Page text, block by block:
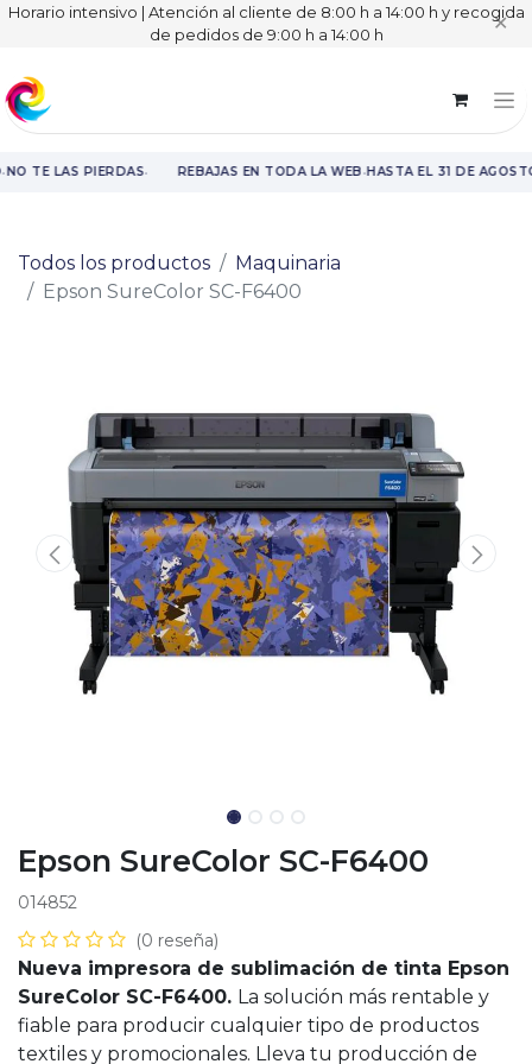
Horario intensivo | Atención al cliente de 8:00 h a 14:00 h y recogida
de pedidos de 9:00 h a 14:00 h
✕
NO TE LAS PIERDAS· REBAJAS EN TODA LA WEB·HASTA EL 31 DE
Todos los productos
Maquinaria
Epson SureColor SC-F6400
Epson SureColor SC-F6400
014852
(0 reseña)
Nueva impresora de sublimación de tinta Epson
SureColor SC-F6400. La solución más rentable y
fiable para producir cualquier tipo de productos
textiles y promocionales. Lleva tu producción de